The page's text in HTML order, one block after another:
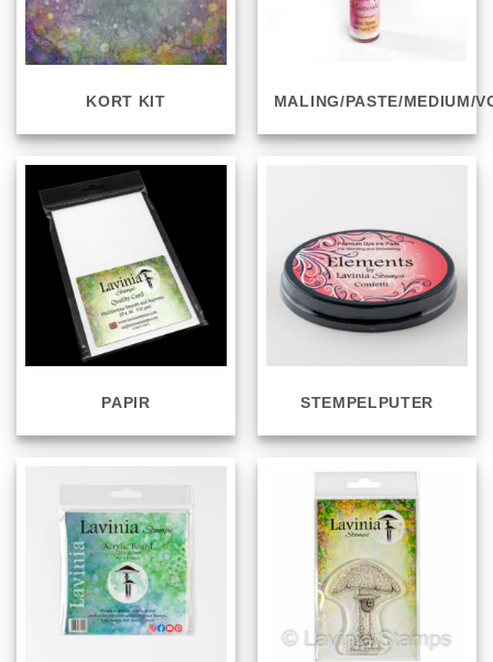
KORT KIT MALING/PASTE/MEDIUM/
PAPIR STEMPELPUTER